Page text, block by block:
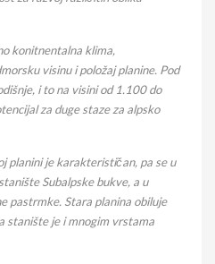
konitnentalna klima,
visinu i položaj planine. Pod
i to na visini od 1.100 do
za duge staze za alpsko
planini je karakterističan, pa se u
Subalpske bukve, a u
pastrmke. Stara planina obiluje
stanište je i mnogim vrstama